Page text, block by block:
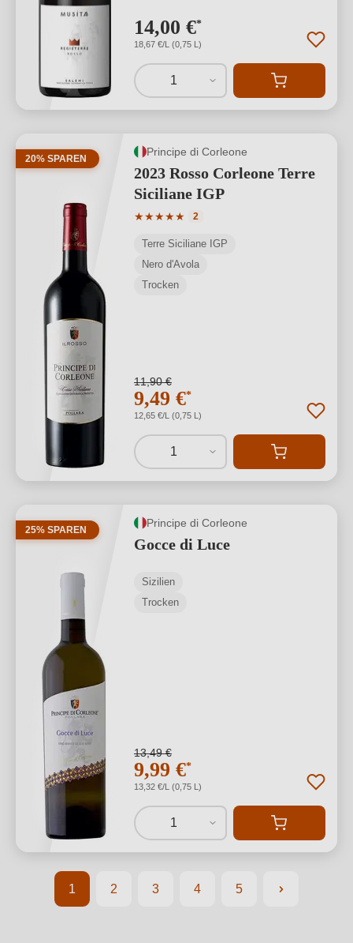
14,00 €*
18,67 €/L (0,75 L)
1
20% SPAREN
Principe di Corleone
2023 Rosso Corleone Terre
Siciliane IGP
★★★★★
Durchschnittliche Bewertung von 5
2
Terre Siciliane IGP
Nero d'Avola
Trocken
11,90 €
9,49 €*
12,65 €/L (0,75 L)
1
25% SPAREN
Principe di Corleone
Gocce di Luce
Sizilien
Trocken
13,49 €
9,99 €*
13,32 €/L (0,75 L)
1
Seite
1
Seite
2
Seite
3
Seite
4
Seite
5